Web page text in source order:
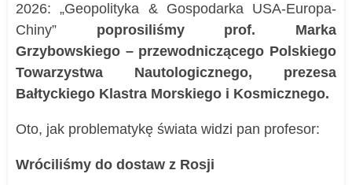
2026: „Geopolityka & Gospodarka USA-Europa-
Chiny” poprosiliśmy prof. Marka
Grzybowskiego – przewodniczącego Polskiego
Towarzystwa Nautologicznego, prezesa
Bałtyckiego Klastra Morskiego i Kosmicznego.
Oto, jak problematykę świata widzi pan profesor:
Wróciliśmy do dostaw z Rosji